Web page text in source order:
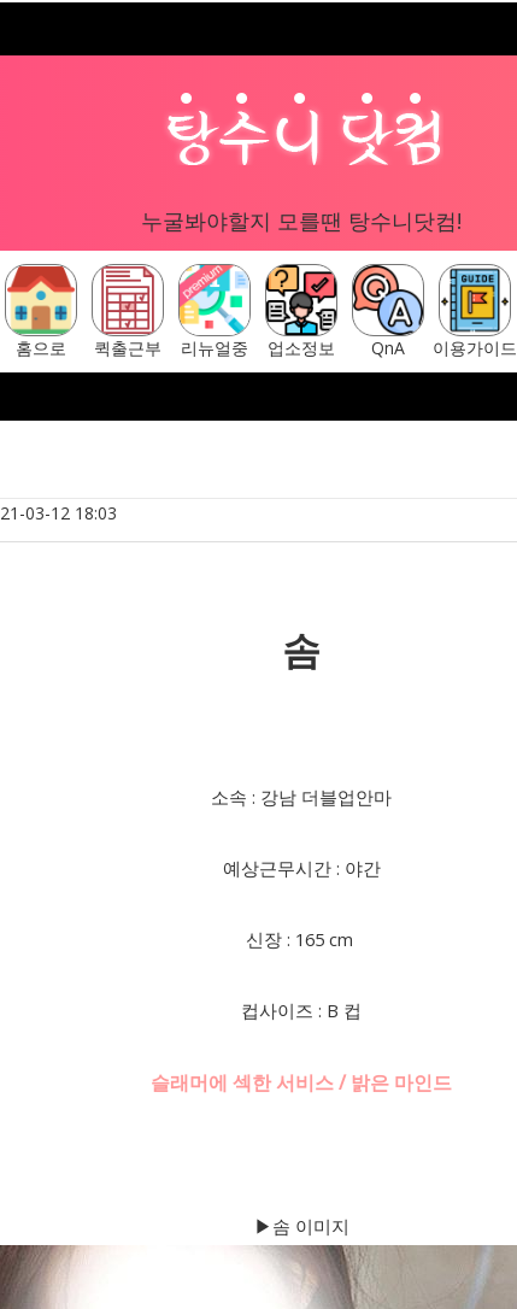
누굴봐야할지 모를땐 탕수니닷컴!
홈으로 퀵출근부 리뉴얼중 업소정보 QnA 이용가이드
21-03-12 18:03
솜
소속 : 강남 더블업안마
예상근무시간 : 야간
신장 : 165 cm
컵사이즈 : B 컵
슬래머에 섹한 서비스 / 밝은 마인드
▶솜 이미지